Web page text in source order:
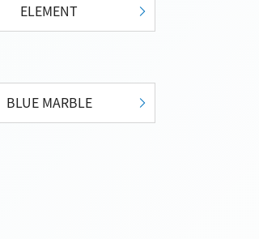
ELEMENT
BLUE MARBLE